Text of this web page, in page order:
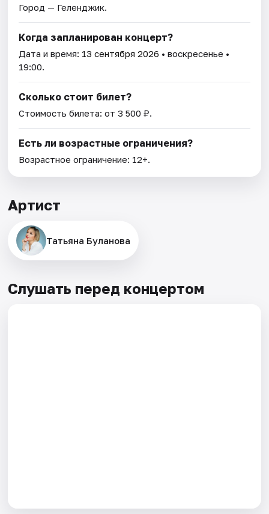
Город — Геленджик.
Когда запланирован концерт?
Дата и время: 13 сентября 2026 • воскресенье •
19:00.
Сколько стоит билет?
Стоимость билета: от 3 500 ₽.
Есть ли возрастные ограничения?
Возрастное ограничение: 12+.
Артист
Татьяна Буланова
Слушать перед концертом